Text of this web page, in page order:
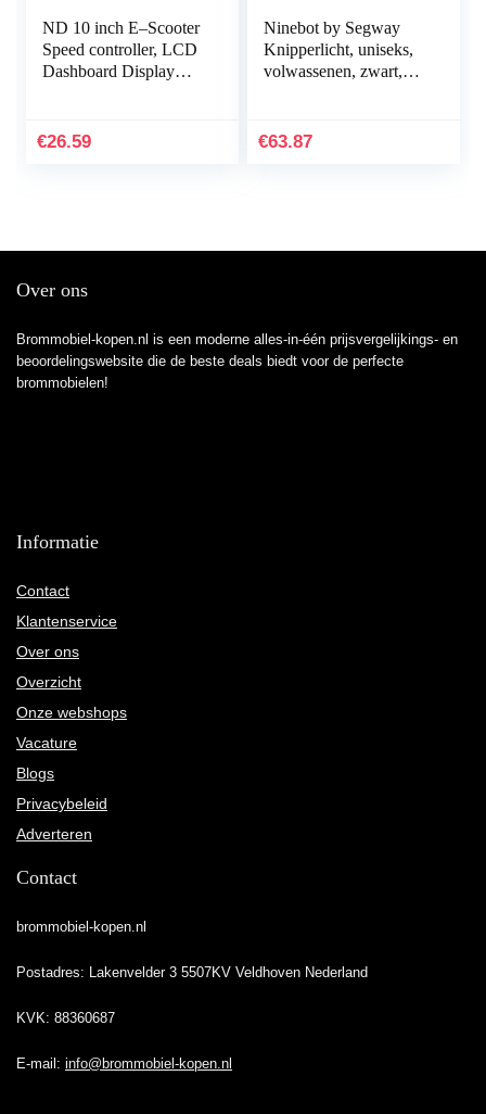
ND 10 inch E–Scooter
Speed controller, LCD
Dashboard Display
Voor Kugoo M4
€26.59
Ninebot by Segway
Knipperlicht, uniseks,
volwassenen, zwart,
€63.87
Over ons
Brommobiel-kopen.nl is een moderne alles-in-één prijsvergelijkings- en
beoordelingswebsite die de beste deals biedt voor de perfecte
brommobielen!
Informatie
Contact
Klantenservice
Over ons
Overzicht
Onze webshops
Vacature
Blogs
Privacybeleid
Adverteren
Contact
brommobiel-kopen.nl
Postadres: Lakenvelder 3 5507KV Veldhoven Nederland
KVK: 88360687
E-mail: info@brommobiel-kopen.nl